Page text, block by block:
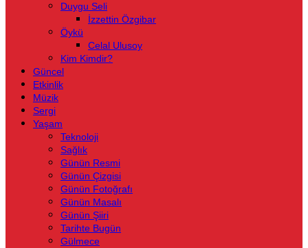
Duygu Seli
İzzettin Özgibar
Öykü
Celal Ulusoy
Kim Kimdir?
Güncel
Etkinlik
Müzik
Sergi
Yaşam
Teknoloji
Sağlık
Günün Resmi
Günün Çizgisi
Günün Fotoğrafı
Günün Masalı
Günün Şiiri
Tarihte Bugün
Gülmece